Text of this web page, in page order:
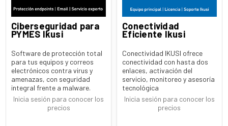
Ciberseguridad para
PYMES Ikusi
Software de protección total
para tus equipos y correos
electrónicos contra virus y
amenazas, con seguridad
integral frente a malware.
Inicia sesión para conocer los
precios
Conectividad
Eficiente Ikusi
Conectividad IKUSI ofrece
conectividad con hasta dos
enlaces, activación del
servicio, monitoreo y asesoría
tecnológica
Inicia sesión para conocer los
precios